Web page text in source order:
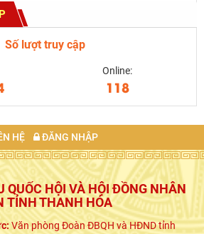
Số lượt truy cập
Online:
118
HỆ ĐĂNG NHẬP
HỘI VÀ HỘI ĐỒNG NHÂN
TỈNH THANH HÓA
Văn phòng Đoàn ĐBQH và HĐND tỉnh